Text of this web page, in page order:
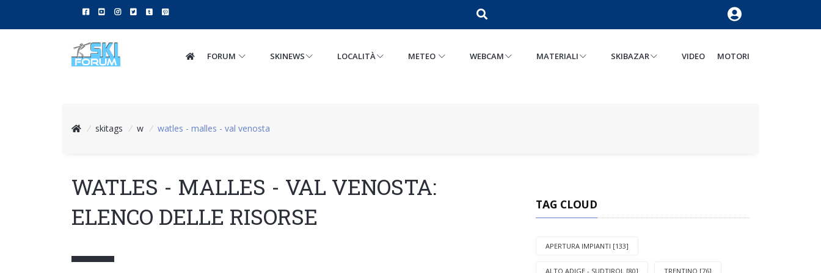
FORUM SKINEWS LOCALITÀ METEO WEBCAM MATERIALI SKIBAZAR VIDEO MOTORI
/ skitags / w / watles - malles - val venosta
WATLES - MALLES - VAL VENOSTA:
ELENCO DELLE RISORSE
TAG CLOUD
APERTURA IMPIANTI [133]
ALTO ADIGE - SUDTIROL [80] TRENTINO [76]